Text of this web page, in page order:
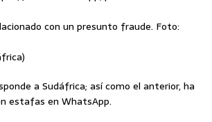
con un presunto fraude. Foto:
a Sudáfrica; así como el anterior, ha
estafas en WhatsApp.